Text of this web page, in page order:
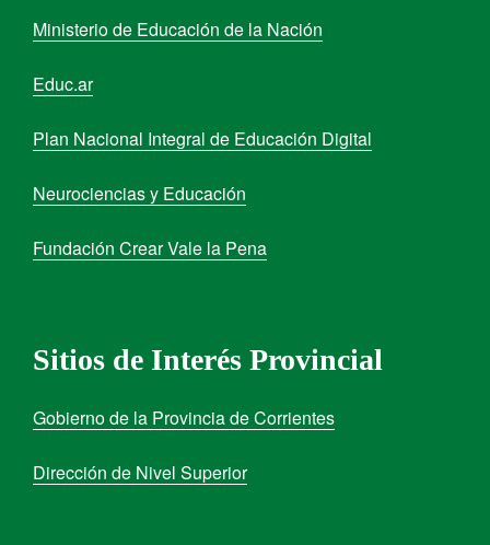
Ministerio de Educación de la Nación
Educ.ar
Plan Nacional Integral de Educación Digital
Neurociencias y Educación
Fundación Crear Vale la Pena
Sitios de Interés Provincial
Gobierno de la Provincia de Corrientes
Dirección de Nivel Superior